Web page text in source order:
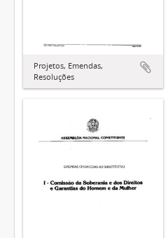
Projetos, Emendas,
Resoluções